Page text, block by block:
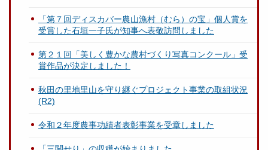
「第７回ディスカバー農山漁村（むら）の宝」個人賞を
受賞した石垣一子氏が知事へ表敬訪問しました
第２１回「美しく豊かな農村づくり写真コンクール」受
賞作品が決定しました！
秋田の里地里山を守り継ぐプロジェクト事業の取組状況
(R2)
令和２年度農事功績者表彰事業を受章しました